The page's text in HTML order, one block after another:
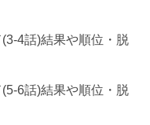
4話)結果や順位・脱
6話)結果や順位・脱